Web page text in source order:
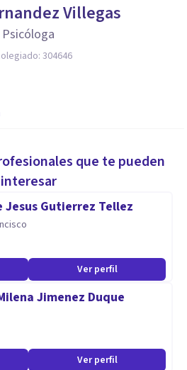
Villegas
Psicóloga
304646
que te pueden
interesar
Jesus Gutierrez Tellez
Ver perfil
Jimenez Duque
Ver perfil